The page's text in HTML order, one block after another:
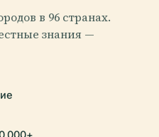
в 96 странах.
знания —
000+